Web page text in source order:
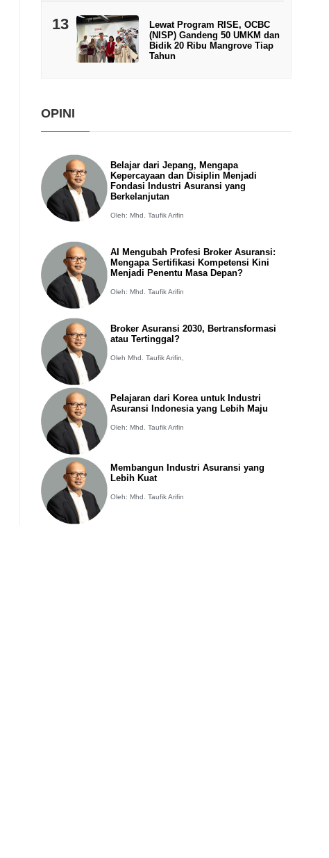
13
Lewat Program RISE, OCBC
(NISP) Gandeng 50 UMKM dan
Bidik 20 Ribu Mangrove Tiap
Tahun
OPINI
Belajar dari Jepang, Mengapa
Kepercayaan dan Disiplin Menjadi
Fondasi Industri Asuransi yang
Berkelanjutan
Oleh: Mhd. Taufik Arifin
AI Mengubah Profesi Broker Asuransi:
Mengapa Sertifikasi Kompetensi Kini
Menjadi Penentu Masa Depan?
Oleh: Mhd. Taufik Arifin
Broker Asuransi 2030, Bertransformasi
atau Tertinggal?
Oleh Mhd. Taufik Arifin,
Pelajaran dari Korea untuk Industri
Asuransi Indonesia yang Lebih Maju
Oleh: Mhd. Taufik Arifin
Membangun Industri Asuransi yang
Lebih Kuat
Oleh: Mhd. Taufik Arifin